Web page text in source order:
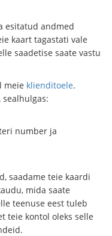
esitatud andmed
kaart tagastati vale
saadetise saate vastu
meie klienditoele.
number ja
saadame teie kaardi
mida saate
teenuse eest tuleb
teie kontol oleks selle